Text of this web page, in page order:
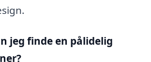
jeg finde en pålidelig